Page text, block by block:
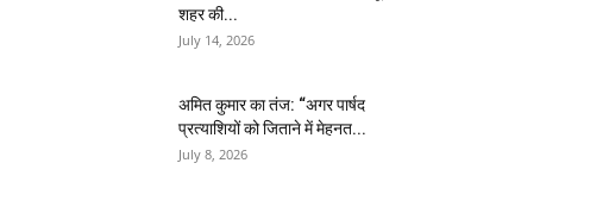
शहर की...
July 14, 2026
अमित कुमार का तंज: “अगर पार्षद
प्रत्याशियों को जिताने में मेहनत...
July 8, 2026